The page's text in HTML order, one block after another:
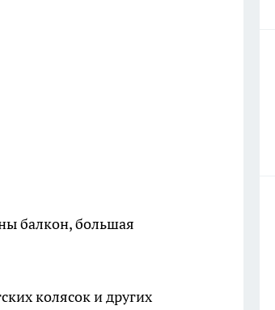
балкон, большая
колясок и других